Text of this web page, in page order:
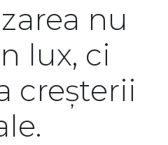
nu
lux, ci
creșterii